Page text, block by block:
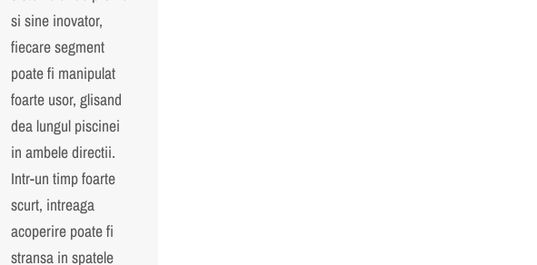
si sine inovator,
fiecare segment
poate fi manipulat
foarte usor, glisand
dea lungul piscinei
in ambele directii.
Intr-un timp foarte
scurt, intreaga
acoperire poate fi
stransa in spatele